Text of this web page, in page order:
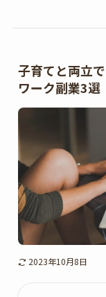
子育てと両立
ワーク副業3選
2023年10月8日